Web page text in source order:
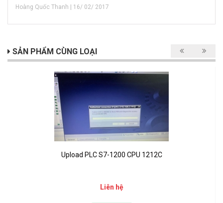
Hoàng Quốc Thanh | 16/ 02/ 2017
SẢN PHẨM CÙNG LOẠI
Upload PLC S7-1200 CPU 1212C
Liên hệ